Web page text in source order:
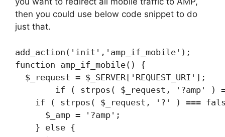
then you could use below code snippet to do
just that.
add_action('init','amp_if_mobile');
function amp_if_mobile() {
  $_request = $_SERVER['REQUEST_URI'];
if ( strpos( $_request, '?' ) ===
      $_amp = '?amp';
    } else {